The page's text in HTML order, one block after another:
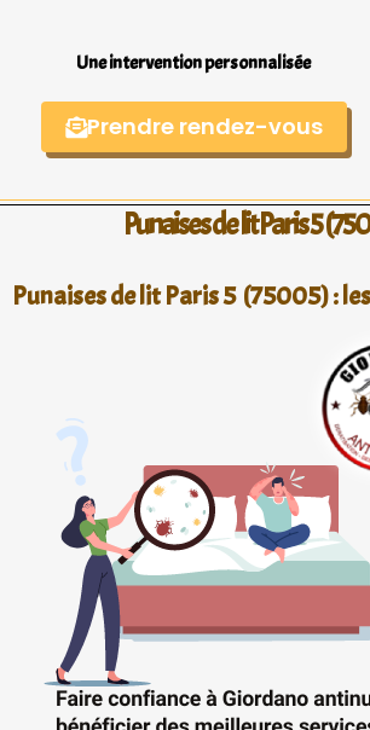
Une intervention personnalisée
Prendre rendez-vous
Punaises de lit Paris 5
Punaises de lit Paris 5 (75005) :